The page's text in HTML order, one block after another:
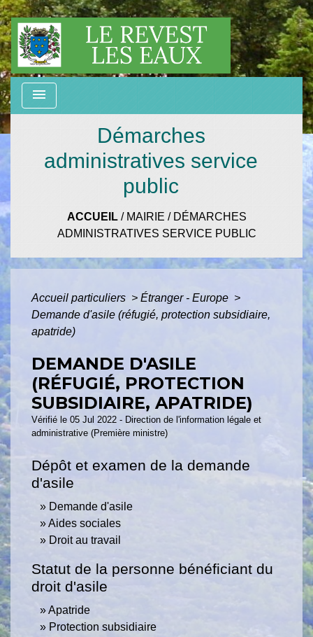
menu
Démarches
administratives service
public
ACCUEIL/ MAIRIE / DÉMARCHES
ADMINISTRATIVES SERVICE PUBLIC
Accueil particuliers > Étranger - Europe >
Demande d'asile (réfugié, protection subsidiaire,
apatride)
DEMANDE D'ASILE
(RÉFUGIÉ, PROTECTION
SUBSIDIAIRE, APATRIDE)
Vérifié le 05 Jul 2022 - Direction de l'information légale et
administrative (Première ministre)
Dépôt et examen de la demande
d'asile
Demande d'asile
Aides sociales
Droit au travail
Statut de la personne bénéficiant du
droit d'asile
Apatride
Protection subsidiaire